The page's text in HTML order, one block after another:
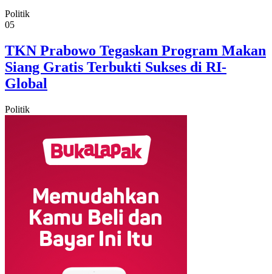
Politik
05
TKN Prabowo Tegaskan Program Makan
Siang Gratis Terbukti Sukses di RI-
Global
Politik